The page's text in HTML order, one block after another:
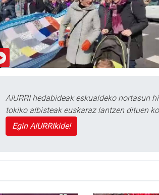
AIURRI hedabideak eskualdeko nortasun
tokiko albisteak euskaraz lantzen dituen
Egin AIURRIkide!